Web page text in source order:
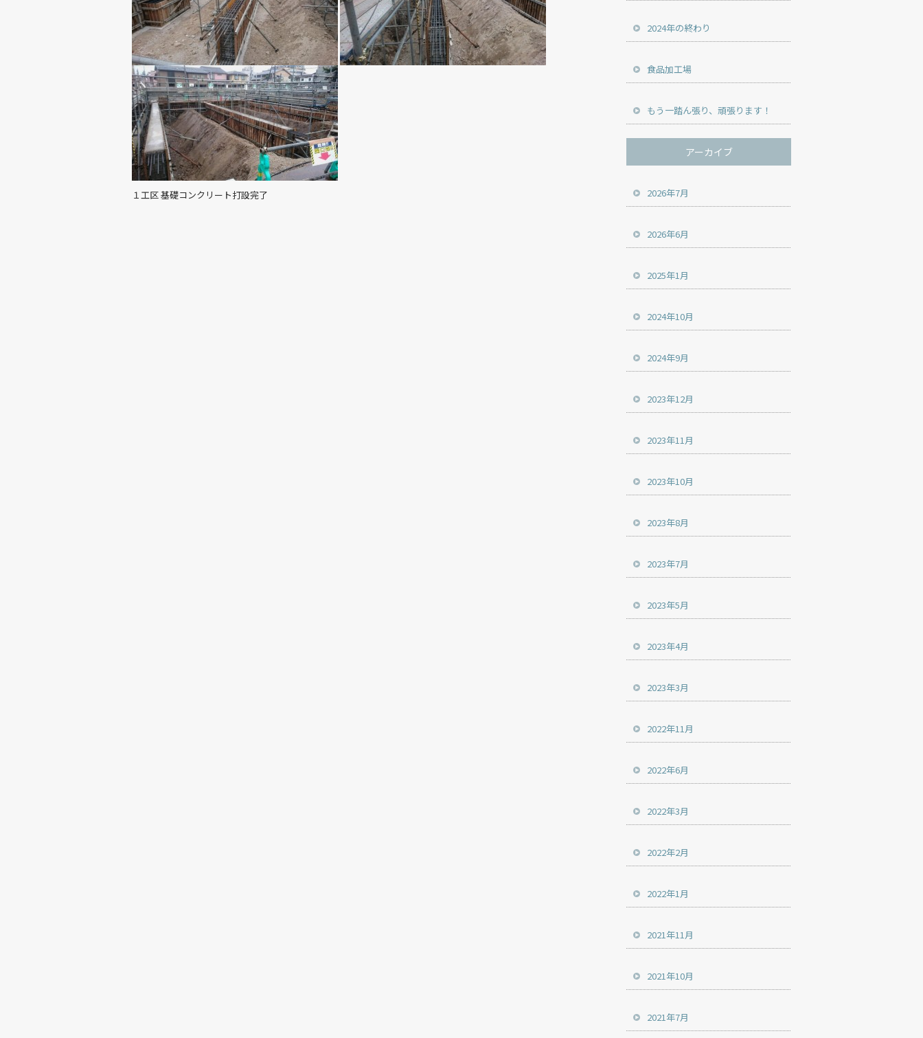
１工区 基礎コンクリート打設完了
2024年の終わり
食品加工場
もう一踏ん張り、頑張ります！
アーカイブ
2026年7月
2026年6月
2025年1月
2024年10月
2024年9月
2023年12月
2023年11月
2023年10月
2023年8月
2023年7月
2023年5月
2023年4月
2023年3月
2022年11月
2022年6月
2022年3月
2022年2月
2022年1月
2021年11月
2021年10月
2021年7月